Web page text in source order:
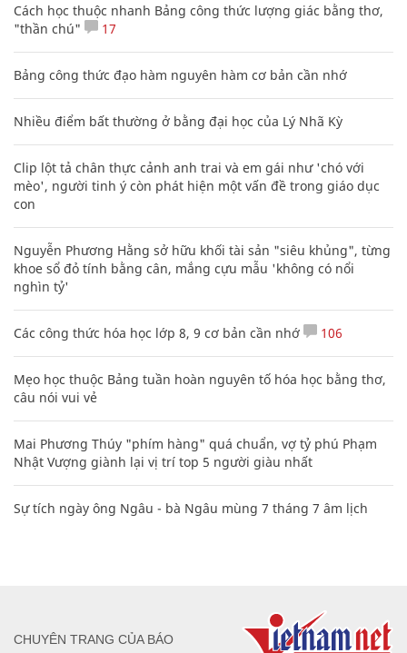
Cách học thuộc nhanh Bảng công thức lượng giác bằng thơ,
"thần chú"
17
Bảng công thức đạo hàm nguyên hàm cơ bản cần nhớ
Nhiều điểm bất thường ở bằng đại học của Lý Nhã Kỳ
Clip lột tả chân thực cảnh anh trai và em gái như 'chó với
mèo', người tinh ý còn phát hiện một vấn đề trong giáo dục
con
Nguyễn Phương Hằng sở hữu khối tài sản "siêu khủng", từng
khoe sổ đỏ tính bằng cân, mắng cựu mẫu 'không có nổi
nghìn tỷ'
Các công thức hóa học lớp 8, 9 cơ bản cần nhớ 106
Mẹo học thuộc Bảng tuần hoàn nguyên tố hóa học bằng thơ,
câu nói vui vẻ
Mai Phương Thúy "phím hàng" quá chuẩn, vợ tỷ phú Phạm
Nhật Vượng giành lại vị trí top 5 người giàu nhất
Sự tích ngày ông Ngâu - bà Ngâu mùng 7 tháng 7 âm lịch
CHUYÊN TRANG CỦA BÁO